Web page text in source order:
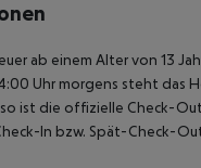
ab einem Alter von 13
Uhr morgens steht das
ist die offizielle Check-
In bzw. Spät-Check-